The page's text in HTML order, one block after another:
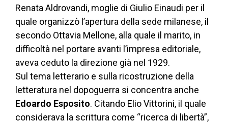
Renata Aldrovandi, moglie di Giulio Einaudi per il
quale organizzò l’apertura della sede milanese, il
secondo Ottavia Mellone, alla quale il marito, in
difficoltà nel portare avanti l’impresa editoriale,
aveva ceduto la direzione già nel 1929.
Sul tema letterario e sulla ricostruzione della
letteratura nel dopoguerra si concentra anche
Edoardo Esposito. Citando Elio Vittorini, il quale
considerava la scrittura come “ricerca di libertà”,